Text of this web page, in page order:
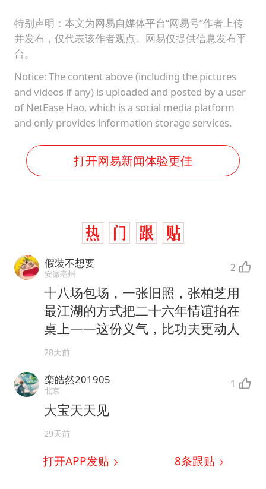
特别声明：本文为网易自媒体平台“网易号”作者上传
并发布，仅代表该作者观点。网易仅提供信息发布平
台。
Notice: The content above (including the pictures
and videos if any) is uploaded and posted by a user
of NetEase Hao, which is a social media platform
and only provides information storage services.
打开网易新闻体验更佳
假装不想要
安徽亳州 2
十八场包场，一张旧照，张柏芝用
最江湖的方式把二十六年情谊拍在
桌上——这份义气，比功夫更动人
28天前
栾皓然201905
北京 1
大宝天天见
29天前
打开APP发贴 8条跟贴